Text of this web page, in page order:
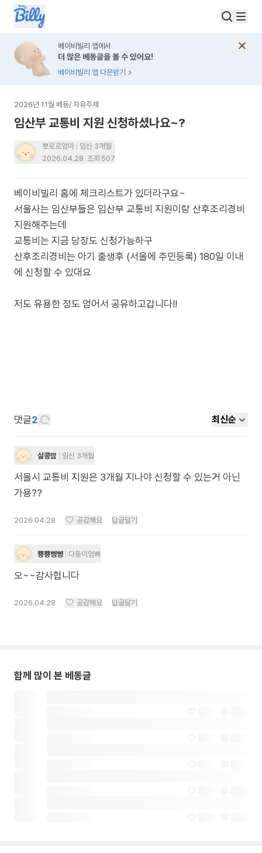
베이비빌리 앱에서
더 많은 베동글을 볼 수 있어요!
베이비빌리 앱 다운받기
2026년 11월 베동/ 자유주제
임산부 교통비 지원 신청하셨나요~?
뽀로로엄마
임신 3개월
2026.04.28 조회 507
베이비빌리 홈에 체크리스트가 있더라구요~
서울사는 임산부들은 임산부 교통비 지원이랑 산후조리경비
지원해주는데
교통비는 지금 당장도 신청가능하구
산후조리경비는 아기 출생후 (서울에 주민등록) 180일 이내
에 신청할 수 있대요
저도 유용한 정도 얻어서 공유하고갑니다!!
댓글2 최신순
살콩맘 임신 3개월
서울시 교통비 지원은 3개월 지나야 신청할 수 있는거 아닌
가용??
2026.04.28 공감해요 답글달기
뿅뿅삥삥 다둥이엄빠
오~~감사헙니다
2026.04.28 공감해요 답글달기
함께 많이 본 베동글